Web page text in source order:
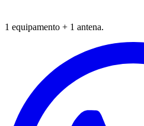
1 equipamento + 1 antena.